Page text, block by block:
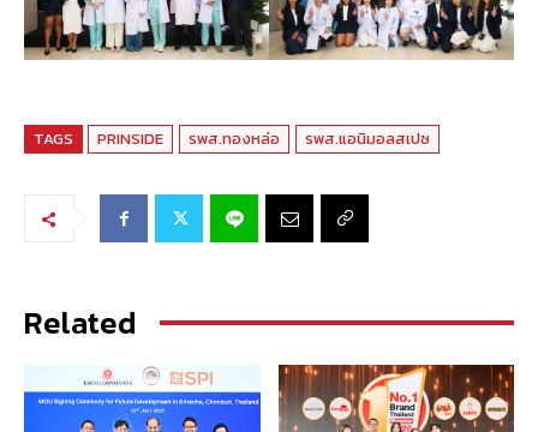
TAGS PRINSIDE รพส.ทองหล่อ รพส.แอนิมอลสเปซ
Related